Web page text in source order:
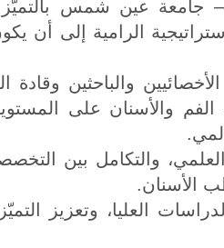
جامعة عين شمس بالتميّز
الرامية إلى أن
والباحثين
والأسنان على
والتكامل بين
الأسنان.
العليا، وتعزيز التميّز